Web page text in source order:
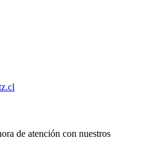
de atención con nuestros